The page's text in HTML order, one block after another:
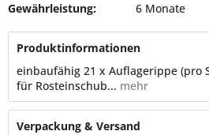
Gewährleistung:
6 Monate
Produktinformationen
einbaufähig 21 x Auflagerippe (pro
für Rosteinschub... mehr
Verpackung & Versand